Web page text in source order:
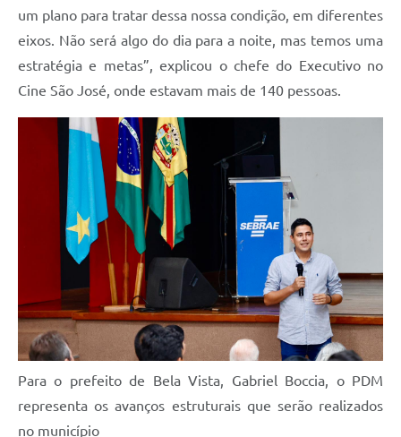
um plano para tratar dessa nossa condição, em diferentes
eixos. Não será algo do dia para a noite, mas temos uma
estratégia e metas”, explicou o chefe do Executivo no
Cine São José, onde estavam mais de 140 pessoas.
Para o prefeito de Bela Vista, Gabriel Boccia, o PDM
representa os avanços estruturais que serão realizados
no município